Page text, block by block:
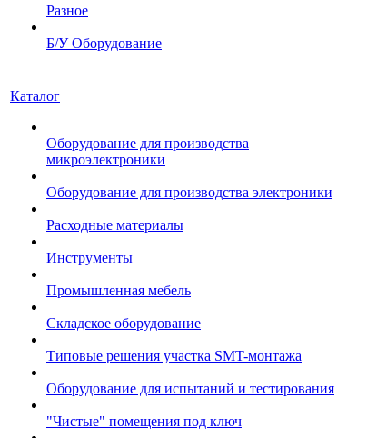
Разное
Б/У Оборудование
Каталог
Оборудование для производства
микроэлектроники
Оборудование для производства электроники
Расходные материалы
Инструменты
Промышленная мебель
Складское оборудование
Типовые решения участка SMT-монтажа
Оборудование для испытаний и тестирования
"Чистые" помещения под ключ